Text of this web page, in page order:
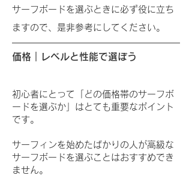
サーフボードを選ぶときに必ず役に立ち
ますので、是非参考にしてください。
価格｜レベルと性能で選ぼう
初心者にとって「どの価格帯のサーフボ
ードを選ぶか」はとても重要なポイント
です。
サーフィンを始めたばかりの人が高級な
サーフボードを選ぶことはおすすめでき
ません。